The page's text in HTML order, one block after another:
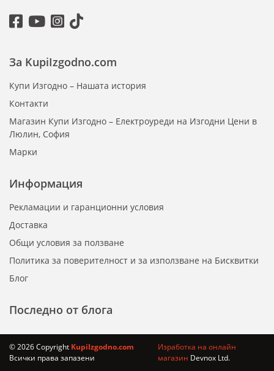
Информация
Рекламации и гаранционни условия
Доставка
Общи условия за ползване
Политика за поверителност и за използване на Бисквитки
Блог
За KupiIzgodno.com
Купи Изгодно – Нашата история
Контакти
Магазин Купи Изгодно – Електроуреди на Изгодни Цени в
Люлин, София
Марки
Последно от блога
© 2026 Copyright KupiIzgodno.com
Всички права запазени
Изработка на онлайн
магазин Devnox Ltd.